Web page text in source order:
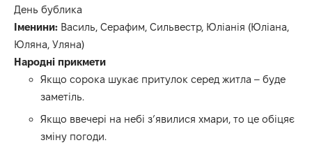
День бублика
Іменини: Василь, Серафим, Сильвестр, Юліанія (Юліана,
Юляна, Уляна)
Народні прикмети
Якщо сорока шукає притулок серед житла – буде
заметіль.
Якщо ввечері на небі з’явилися хмари, то це обіцяє
зміну погоди.